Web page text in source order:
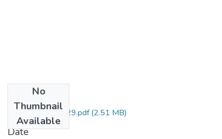
No
Thumbnail
Available
ABBAS Sonia -129.pdf(2.51 MB)
Date